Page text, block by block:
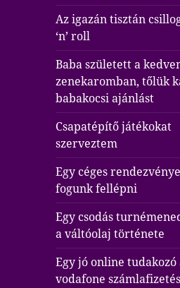
Az igazán tisztán
‘n’ roll
Baba született a
zenekaromban, tőlük
babakocsi ajánlást
Csapatépítő játékokat
szerveztem
Egy céges
fogunk fellépni
Egy csodás
a váltóolaj története
Egy jó online tudakozó
vodafone